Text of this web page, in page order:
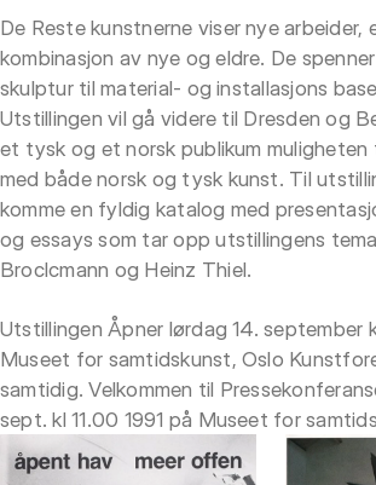
De Reste kunstnerne viser nye arbeider,
kombinasjon av nye og eldre. De
skulptur til material- og installasjons
Utstillingen vil gå videre til Dresden og
et tysk og et norsk publikum muligheten
med både norsk og tysk kunst. Til
komme en fyldig katalog med
og essays som tar opp utstillingens
Broclcmann og Heinz Thiel.
Utstillingen Åpner lørdag 14. september
Museet for samtidskunst, Oslo
samtidig. Velkommen til
sept. kl 11.00 1991 på Museet for